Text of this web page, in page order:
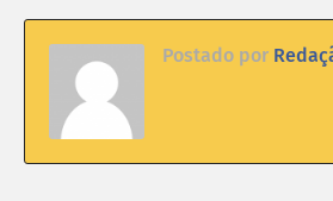
Postado por